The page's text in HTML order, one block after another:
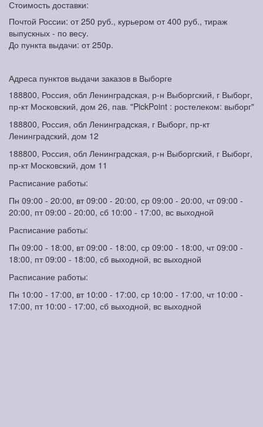
Стоимость доставки:
Почтой России: от 250 руб., курьером от 400 руб., тираж
выпускных - по весу.
До пункта выдачи: от 250р.
Адреса пунктов выдачи заказов в Выборге
188800, Россия, обл Ленинградская, р-н Выборгский, г Выборг,
пр-кт Московский, дом 26, пав. "PickPoint : ростелеком: выборг"
188800, Россия, обл Ленинградская, г Выборг, пр-кт
Ленинградский, дом 12
188800, Россия, обл Ленинградская, р-н Выборгский, г Выборг,
пр-кт Московский, дом 11
Расписание работы:
Пн 09:00 - 20:00, вт 09:00 - 20:00, ср 09:00 - 20:00, чт 09:00 -
20:00, пт 09:00 - 20:00, сб 10:00 - 17:00, вс выходной
Расписание работы:
Пн 09:00 - 18:00, вт 09:00 - 18:00, ср 09:00 - 18:00, чт 09:00 -
18:00, пт 09:00 - 18:00, сб выходной, вс выходной
Расписание работы:
Пн 10:00 - 17:00, вт 10:00 - 17:00, ср 10:00 - 17:00, чт 10:00 -
17:00, пт 10:00 - 17:00, сб выходной, вс выходной